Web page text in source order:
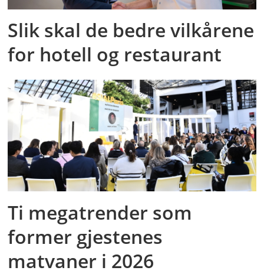
Slik skal de bedre vilkårene
for hotell og restaurant
Ti megatrender som
former gjestenes
matvaner i 2026